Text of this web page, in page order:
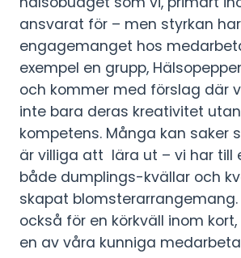
ansvarat för – men styrkan
engagemanget hos
exempel en grupp,
och kommer med förslag där
inte bara deras kreativitet
kompetens. Många kan saker
är villiga att lära ut – vi har till
både dumplings-kvällar och
skapat blomsterarrangemang.
också för en körkväll inom
en av våra kunniga